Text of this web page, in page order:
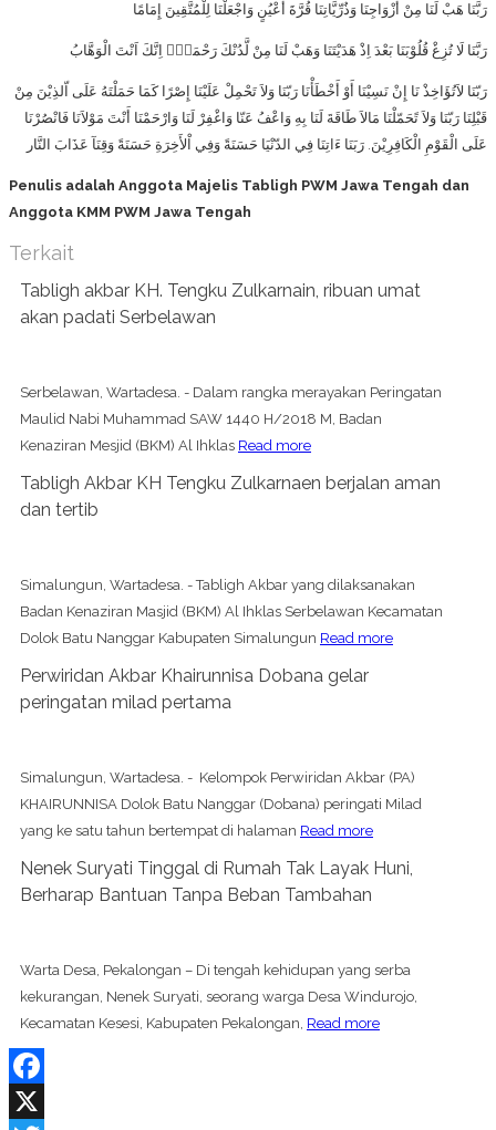
رَبَّنَا هَبْ لَنَا مِنْ أَزْوَاجِنَا وَذُرِّيَّاتِنَا قُرَّةَ أَعْيُنٍ وَاجْعَلْنَا لِلْمُتَّقِينَ إِمَامًا
رَبَّنَا لَا تُزِغْ قُلُوْبَنَا بَعْدَ اِذْ هَدَيْتَنَا وَهَبْ لَنَا مِنْ لَّدُنْكَ رَحْمَةًۚ اِنَّكَ اَنْتَ الْوَهَّابُ
رَبّنَا لاَتُؤَاخِذْ نَا إِنْ نَسِيْنَا أَوْ أَخْطَأْنَا رَبّنَا وَلاَ تَحْمِلْ عَلَيْنَا إِصْرًا كَمَا حَمَلْتَهُ عَلَى اّلذِيْنَ مِنْ
قَبْلِنَا رَبّنَا وَلاَ تًحَمّلْنَا مَالاَ طَاقَةَ لَنَا بِهِ وَاعْفُ عَنّا وَاغْفِرْ لَنَا وَارْحَمْنَا أَنْتَ مَوْلاَنَا فَانْصُرْنَا
عَلَى الْقَوْمِ الْكَافِرِيْنَ. رَبَنَا ءَاتِنَا فِي الدّنْيَا حَسَنَةً وَفِي اْلأَخِرَةِ حَسَنَةً وَقِنَآ عَذَابَ النَّار
Penulis adalah Anggota Majelis Tabligh PWM Jawa Tengah dan
Anggota KMM PWM Jawa Tengah
Terkait
Tabligh akbar KH. Tengku Zulkarnain, ribuan umat
akan padati Serbelawan
Serbelawan, Wartadesa. - Dalam rangka merayakan Peringatan
Maulid Nabi Muhammad SAW 1440 H/2018 M, Badan
Kenaziran Mesjid (BKM) Al Ihklas Read more
Tabligh Akbar KH Tengku Zulkarnaen berjalan aman
dan tertib
Simalungun, Wartadesa. - Tabligh Akbar yang dilaksanakan
Badan Kenaziran Masjid (BKM) Al Ihklas Serbelawan Kecamatan
Dolok Batu Nanggar Kabupaten Simalungun Read more
Perwiridan Akbar Khairunnisa Dobana gelar
peringatan milad pertama
Simalungun, Wartadesa. - Kelompok Perwiridan Akbar (PA)
KHAIRUNNISA Dolok Batu Nanggar (Dobana) peringati Milad
yang ke satu tahun bertempat di halaman Read more
Nenek Suryati Tinggal di Rumah Tak Layak Huni,
Berharap Bantuan Tanpa Beban Tambahan
Warta Desa, Pekalongan – Di tengah kehidupan yang serba
kekurangan, Nenek Suryati, seorang warga Desa Windurojo,
Kecamatan Kesesi, Kabupaten Pekalongan, Read more
Facebook